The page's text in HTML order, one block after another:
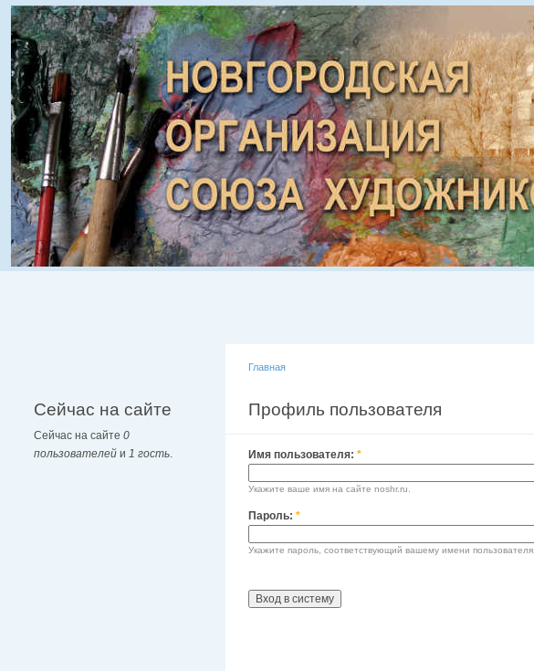
Сейчас на сайте
Сейчас на сайте 0
пользователей и 1 гость.
Главная
Профиль пользователя
Имя пользователя: *
Укажите ваше имя на сайте noshr.ru.
Пароль: *
Укажите пароль, соответствующий вашему имени пользователя.